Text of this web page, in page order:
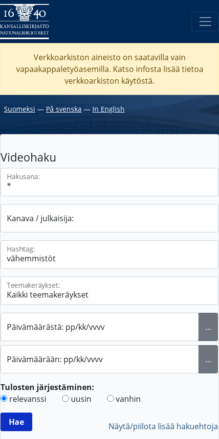
Verkkoarkiston aineisto on saatavilla vain
vapaakappaletyöasemilla. Katso infosta lisää tietoa
verkkoarkiston käytöstä.
Suomeksi ― På svenska ― In English
Videohaku
Hakusana:
Kanava / julkaisija:
Hashtag:
Teemakeräykset:
Päivämäärästä: pp/kk/vvvv ...
Päivämäärään: pp/kk/vvvv ...
Tulosten järjestäminen:
relevanssi
uusin vanhin
Näytä/piilota lisää hakuehtoja